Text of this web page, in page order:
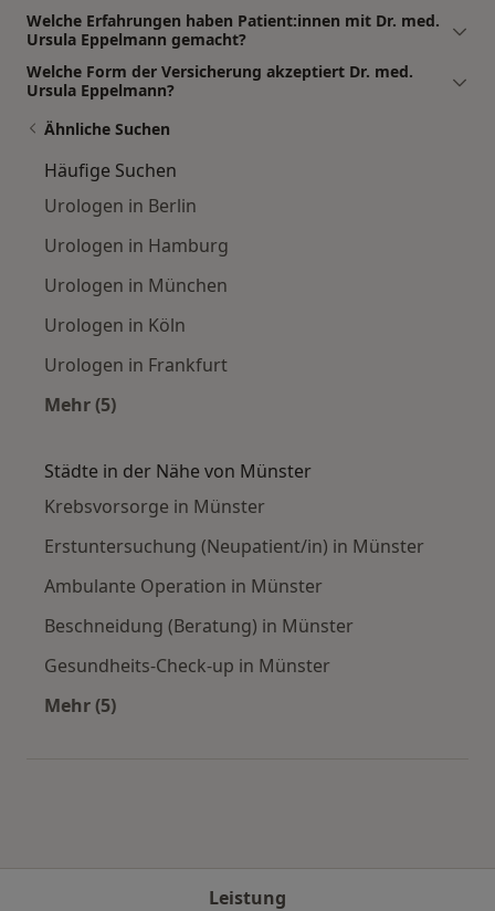
Welche Erfahrungen haben Patient:innen mit Dr. med.
Ursula Eppelmann gemacht?
Welche Form der Versicherung akzeptiert Dr. med.
Ursula Eppelmann?
Ähnliche Suchen
Häufige Suchen
Urologen in Berlin
Urologen in Hamburg
Urologen in München
Urologen in Köln
Urologen in Frankfurt
Mehr (5)
Städte in der Nähe von Münster
Krebsvorsorge in Münster
Erstuntersuchung (Neupatient/in) in Münster
Ambulante Operation in Münster
Beschneidung (Beratung) in Münster
Gesundheits-Check-up in Münster
Mehr (5)
Leistung